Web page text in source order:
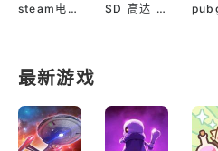
steam电脑版下载 SD 高达 G世代 永恒（国际服）
最新游戏